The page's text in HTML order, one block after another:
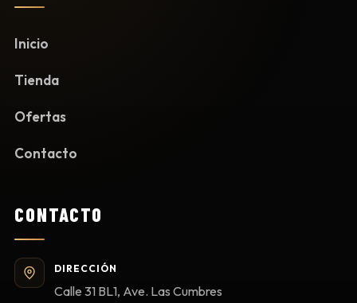
Inicio
Tienda
Ofertas
Contacto
CONTACTO
DIRECCIÓN
Calle 31 BL1, Ave. Las Cumbres